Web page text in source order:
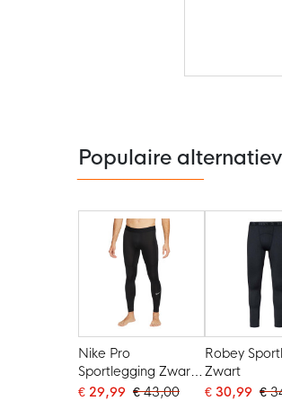
de
afbeeldingen-
gallerij
Populaire
Nike Pro
Sportlegging Zwart
Wit
€ 29,99 € 43,00
Robey
Zwart
€ 30,99 €